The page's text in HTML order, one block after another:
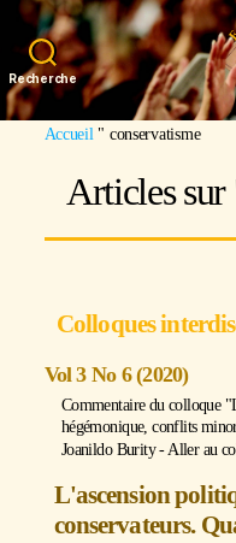
Recherche
Accueil " conservatisme
Articles sur
Colloques
Vol 3 No 6 (2020)
Commentaire du colloque
hégémonique, conflits
Joanildo Burity-Aller au
L'ascension
conservateurs.